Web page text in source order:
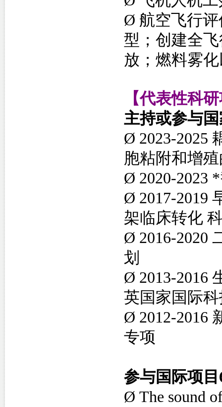
Ø 航空飞行
型；创建全
放；燃料雾
【代表性科
主持或参与
Ø 2023-2025
胞粘附和增
Ø 2020-2023
Ø 2017-2019
架临床转化
Ø 2016-2020
划
Ø 2013-2016
英国家国际
Ø 2012-2016
专项
参与国际项
Ø The sound